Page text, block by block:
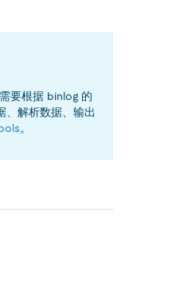
要根据 binlog 的
解析数据、输出
。